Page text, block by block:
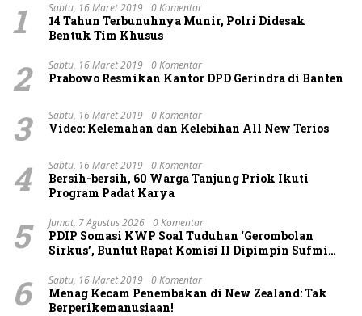
1 Sabtu, 16 Maret 2019 0 Komentar
14 Tahun Terbunuhnya Munir, Polri Didesak
Bentuk Tim Khusus
2 Sabtu, 16 Maret 2019 0 Komentar
Prabowo Resmikan Kantor DPD Gerindra di Banten
3 Sabtu, 16 Maret 2019 0 Komentar
Video: Kelemahan dan Kelebihan All New Terios
4 Sabtu, 16 Maret 2019 0 Komentar
Bersih-bersih, 60 Warga Tanjung Priok Ikuti
Program Padat Karya
5 Jumat, 7 Agustus 2026 0 Komentar
PDIP Somasi KWP Soal Tuduhan ‘Gerombolan
Sirkus’, Buntut Rapat Komisi II Dipimpin Sufmi
6 Sabtu, 16 Maret 2019 0 Komentar
Menag Kecam Penembakan di New Zealand: Tak
Berperikemanusiaan!